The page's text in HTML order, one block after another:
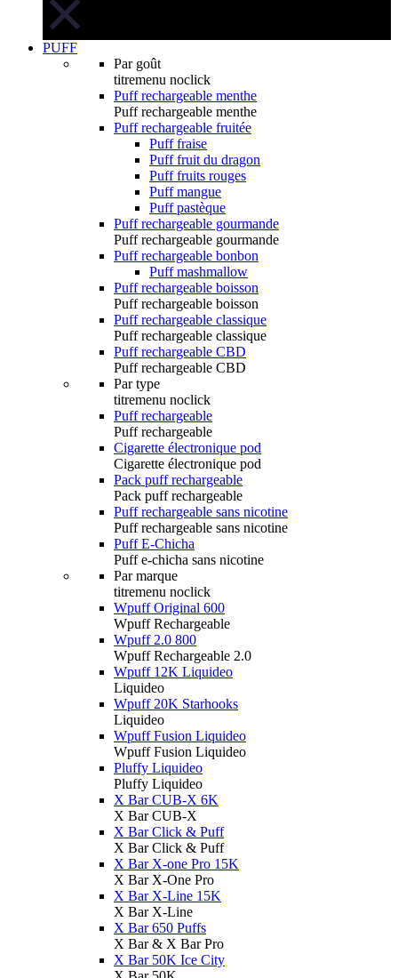
PUFF
Par goût
titremenu noclick
Puff rechargeable menthe
Puff rechargeable menthe
Puff rechargeable fruitée
Puff fraise
Puff fruit du dragon
Puff fruits rouges
Puff mangue
Puff pastèque
Puff rechargeable gourmande
Puff rechargeable gourmande
Puff rechargeable bonbon
Puff mashmallow
Puff rechargeable boisson
Puff rechargeable boisson
Puff rechargeable classique
Puff rechargeable classique
Puff rechargeable CBD
Puff rechargeable CBD
Par type
titremenu noclick
Puff rechargeable
Puff rechargeable
Cigarette électronique pod
Cigarette électronique pod
Pack puff rechargeable
Pack puff rechargeable
Puff rechargeable sans nicotine
Puff rechargeable sans nicotine
Puff E-Chicha
Puff e-chicha sans nicotine
Par marque
titremenu noclick
Wpuff Original 600
Wpuff Rechargeable
Wpuff 2.0 800
Wpuff Rechargeable 2.0
Wpuff 12K Liquideo
Liquideo
Wpuff 20K Starhooks
Liquideo
Wpuff Fusion Liquideo
Wpuff Fusion Liquideo
Pluffy Liquideo
Pluffy Liquideo
X Bar CUB-X 6K
X Bar CUB-X
X Bar Click & Puff
X Bar Click & Puff
X Bar X-one Pro 15K
X Bar X-One Pro
X Bar X-Line 15K
X Bar X-Line
X Bar 650 Puffs
X Bar & X Bar Pro
X Bar 50K Ice City